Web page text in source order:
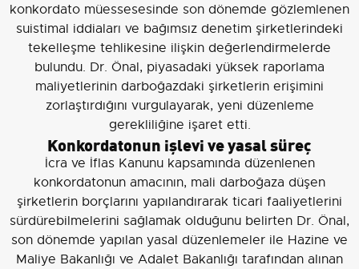
konkordato müessesesinde son dönemde gözlemlenen
suistimal iddiaları ve bağımsız denetim şirketlerindeki
tekelleşme tehlikesine ilişkin değerlendirmelerde
bulundu. Dr. Önal, piyasadaki yüksek raporlama
maliyetlerinin darboğazdaki şirketlerin erişimini
zorlaştırdığını vurgulayarak, yeni düzenleme
gerekliliğine işaret etti.
Konkordatonun işlevi ve yasal süreç
İcra ve İflas Kanunu kapsamında düzenlenen
konkordatonun amacının, mali darboğaza düşen
şirketlerin borçlarını yapılandırarak ticari faaliyetlerini
sürdürebilmelerini sağlamak olduğunu belirten Dr. Önal,
son dönemde yapılan yasal düzenlemeler ile Hazine ve
Maliye Bakanlığı ve Adalet Bakanlığı tarafından alınan